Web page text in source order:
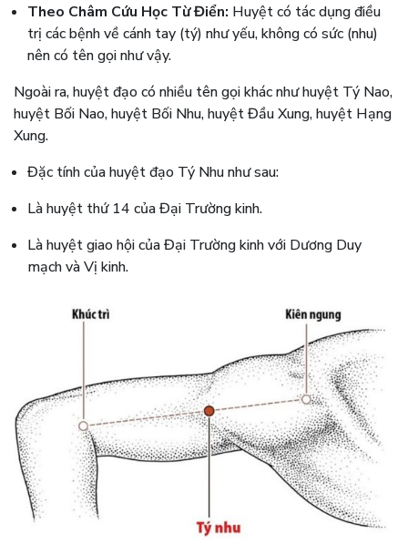
Theo Châm Cứu Học Từ Điển: Huyệt có tác dụng điều
trị các bệnh về cánh tay (tý) như yếu, không có sức (nhu)
nên có tên gọi như vậy.
Ngoài ra, huyệt đạo có nhiều tên gọi khác như huyệt Tý Nao,
huyệt Bối Nao, huyệt Bối Nhu, huyệt Đầu Xung, huyệt Hạng
Xung.
Đặc tính của huyệt đạo Tý Nhu như sau:
Là huyệt thứ 14 của Đại Trường kinh.
Là huyệt giao hội của Đại Trường kinh với Dương Duy
mạch và Vị kinh.